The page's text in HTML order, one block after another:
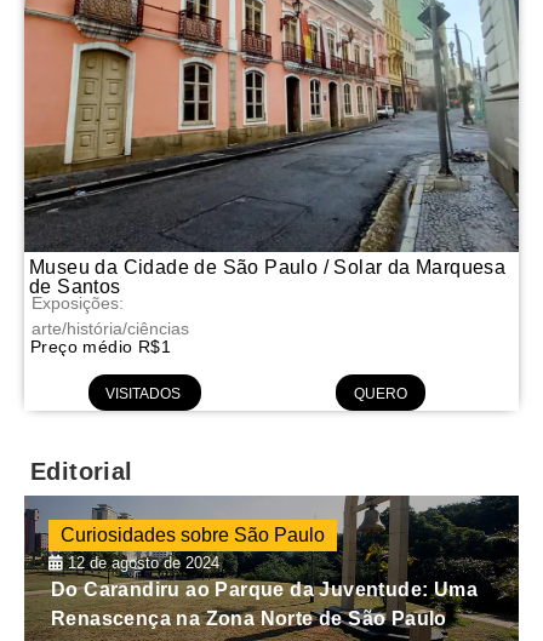
Museu da Cidade de São Paulo / Solar da Marquesa
de Santos
Exposições:
arte/história/ciências
Preço médio R$1
VISITADOS QUERO
Editorial
Curiosidades sobre São Paulo
12 de agosto de 2024
Do Carandiru ao Parque da Juventude: Uma
Renascença na Zona Norte de São Paulo